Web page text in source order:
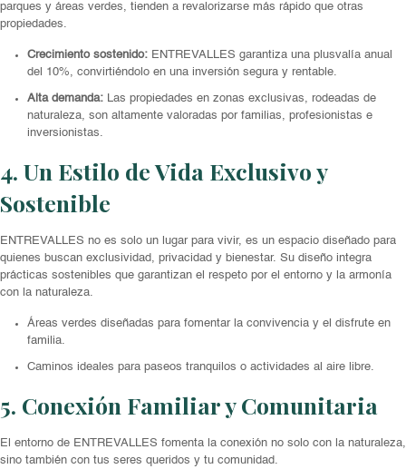
parques y áreas verdes, tienden a revalorizarse más rápido que otras
propiedades.
Crecimiento sostenido: ENTREVALLES garantiza una plusvalía anual
del 10%, convirtiéndolo en una inversión segura y rentable.
Alta demanda: Las propiedades en zonas exclusivas, rodeadas de
naturaleza, son altamente valoradas por familias, profesionistas e
inversionistas.
4. Un Estilo de Vida Exclusivo y
Sostenible
ENTREVALLES no es solo un lugar para vivir, es un espacio diseñado para
quienes buscan exclusividad, privacidad y bienestar. Su diseño integra
prácticas sostenibles que garantizan el respeto por el entorno y la armonía
con la naturaleza.
Áreas verdes diseñadas para fomentar la convivencia y el disfrute en
familia.
Caminos ideales para paseos tranquilos o actividades al aire libre.
5. Conexión Familiar y Comunitaria
El entorno de ENTREVALLES fomenta la conexión no solo con la naturaleza,
sino también con tus seres queridos y tu comunidad.